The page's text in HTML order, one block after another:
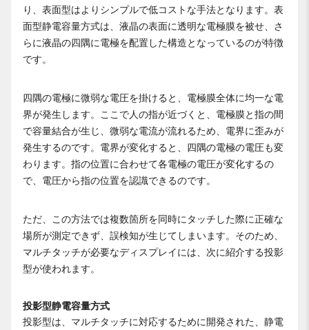
り、表面型はよりシンプルで低コストな手法となります。表
面型静電容量方式は、液晶の表面に透明な電極膜を被せ、さ
らに液晶の四隅に電極を配置した構造となっているのが特徴
です。
四隅の電極に微弱な電圧を掛けると、電極膜全体に均一な電
界が発生します。ここで人の指が近づくと、電極膜と指の間
で容量結合が生じ、微弱な電流が流れるため、電界に歪みが
発生するのです。電界が変化すると、四隅の電極の電圧も変
わります。指の位置に合わせて各電極の電圧が変化するの
で、電圧から指の位置を認識できるのです。
ただ、この方法では複数箇所を同時にタッチした際に正確な
場所が測定できず、誤検知が生じてしまいます。そのため、
マルチタッチが必要なディスプレイには、次に紹介する投影
型が使われます。
投影型静電容量方式
投影型は、マルチタッチに対応するために開発された、静電